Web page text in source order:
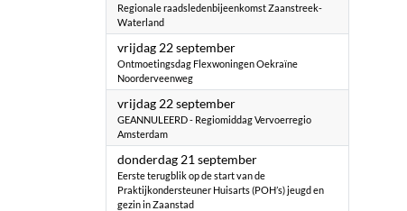
Regionale raadsledenbijeenkomst Zaanstreek-
Waterland
vrijdag 22 september2023
Ontmoetingsdag Flexwoningen Oekraïne
Noorderveenweg
vrijdag 22 september2023
GEANNULEERD - Regiomiddag Vervoerregio
Amsterdam
donderdag 21 september2023
Eerste terugblik op de start van de
Praktijkondersteuner Huisarts (POH’s) jeugd en
gezin in Zaanstad